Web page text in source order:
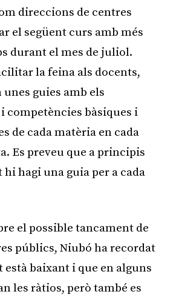
direccions de centres
el següent curs amb més
durant el mes de juliol.
la feina als docents,
guies amb els
competències bàsiques i
de cada matèria en cada
Es preveu que a principis
hagi una guia per a cada
el possible tancament de
públics, Niubó ha recordat
baixant i que en alguns
les ràtios, però també es